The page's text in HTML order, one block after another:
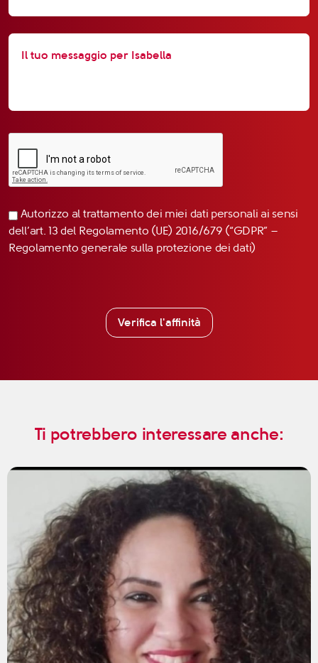
Autorizzo al trattamento dei miei dati personali ai sensi
dell’art. 13 del Regolamento (UE) 2016/679 (“GDPR” –
Regolamento generale sulla protezione dei dati)
Verifica l'affinità
Ti potrebbero interessare anche: